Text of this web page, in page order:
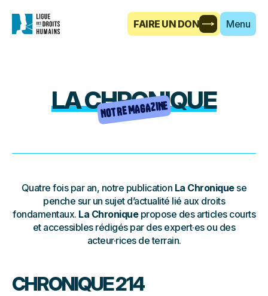
FAIRE UN DON Menu
LA CHRONIQUE
NOTRE MAGAZINE
Quatre fois par an, notre publication La Chroniquese
penche sur un sujet d’actualité lié aux droits
fondamentaux. La Chroniquepropose des articles courts
et accessibles rédigés par des expert·es ou des
acteur·rices de terrain.
CHRONIQUE 214